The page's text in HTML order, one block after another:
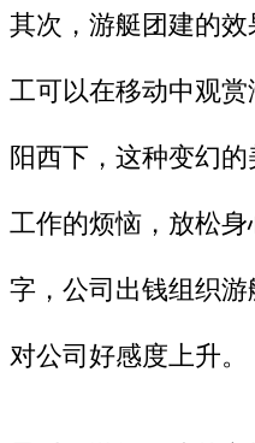
其次，游艇团建的
工可以在移动中观
阳西下，这种变幻
工作的烦恼，放松
字，公司出钱组织
对公司好感度上升。